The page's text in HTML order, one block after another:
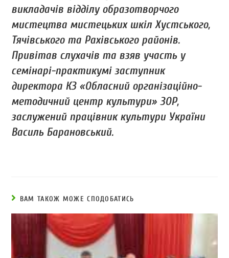
викладачів відділу образотворчого
мистецтва мистецьких шкіл Хустського,
Тячівського та Рахівського районів.
Привітав слухачів та взяв участь у
семінарі-практикумі заступник
директора КЗ «Обласний організаційно-
методичний центр культури» ЗОР,
заслужений працівник культури України
Василь Барановський.
ВАМ ТАКОЖ МОЖЕ СПОДОБАТИСЬ